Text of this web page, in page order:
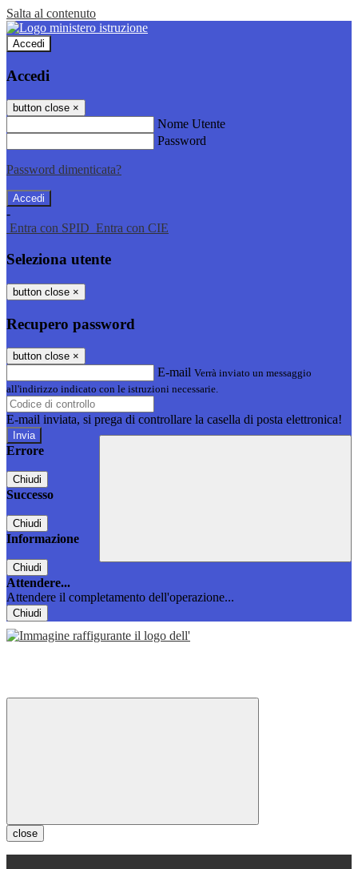
Salta al contenuto
Accedi
Accedi
button close ×
Nome Utente
Password
Password dimenticata?
-
Entra con SPID Entra con CIE
Seleziona utente
button close ×
Recupero password
button close ×
E-mail Verrà inviato un messaggio
all'indirizzo indicato con le istruzioni necessarie.
E-mail inviata, si prega di controllare la casella di posta elettronica!
Errore
Chiudi
Successo
Chiudi
Informazione
Chiudi
Attendere...
Attendere il completamento dell'operazione...
Chiudi
close